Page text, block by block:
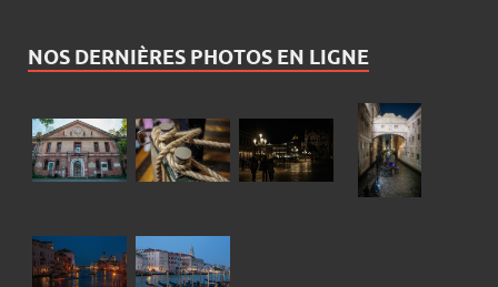
NOS DERNIÈRES PHOTOS EN LIGNE